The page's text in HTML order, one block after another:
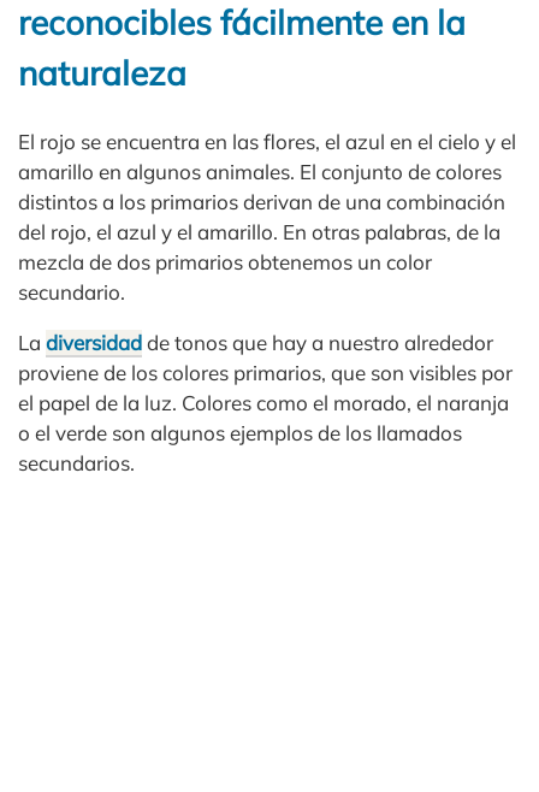
reconocibles fácilmente en la
naturaleza
El rojo se encuentra en las flores, el azul en el cielo y el
amarillo en algunos animales. El conjunto de colores
distintos a los primarios derivan de una combinación
del rojo, el azul y el amarillo. En otras palabras, de la
mezcla de dos primarios obtenemos un color
secundario.
La diversidadde tonos que hay a nuestro alrededor
proviene de los colores primarios, que son visibles por
el papel de la luz. Colores como el morado, el naranja
o el verde son algunos ejemplos de los llamados
secundarios.